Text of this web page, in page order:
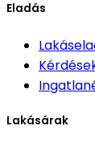
Eladás
Lakásárak